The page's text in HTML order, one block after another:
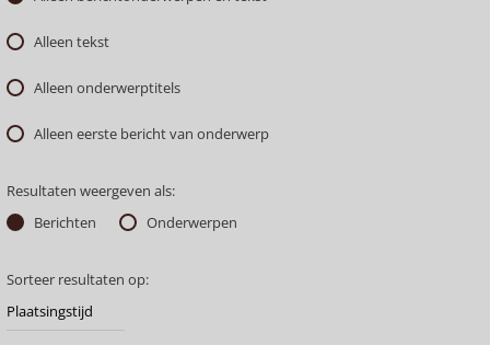
Alleen tekst
Alleen onderwerptitels
Alleen eerste bericht van onderwerp
Resultaten weergeven als:
Berichten
Onderwerpen
Sorteer resultaten op: